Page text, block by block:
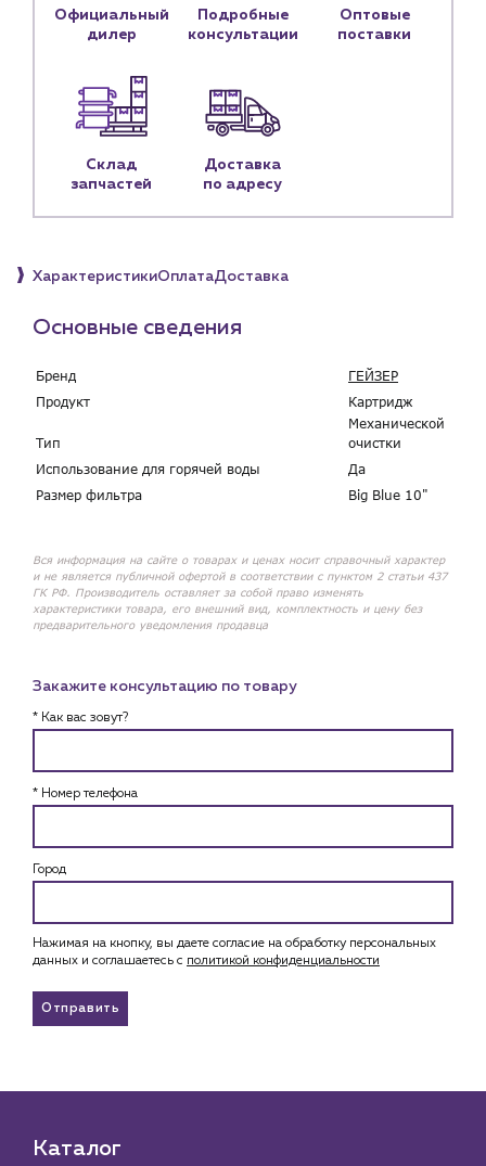
Наши партнёры
+7 (918) 070-19-79
Пн – пт: 9:00 – 18:00
Официальный
дилер
Подробные
консультации
Оптовые
поставки
Склад
запчастей
Доставка
по адресу
ХарактеристикиОплатаДоставка
Основные сведения
Бренд
ГЕЙЗЕР
Продукт
Картридж
Тип
Механической
очистки
Использование для горячей воды
Да
Размер фильтра
Big Blue 10"
Вся информация на сайте о товарах и ценах носит справочный характер
и не является публичной офертой в соответствии с пунктом 2 статьи 437
ГК РФ. Производитель оставляет за собой право изменять
характеристики товара, его внешний вид, комплектность и цену без
предварительного уведомления продавца
Закажите консультацию по товару
* Как вас зовут?
* Номер телефона
Город
Нажимая на кнопку, вы даете согласие на обработку персональных
данных и соглашаетесь c политикой конфиденциальности
Отправить
Каталог